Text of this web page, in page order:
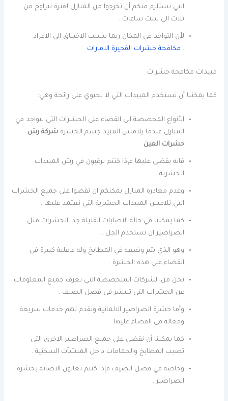
التي تستلزم منكم أن تخرجوا من المنازل لفترة تتراوح من
ثلاث الى ست ساعات .
لأن التواجد في المكان ربما يسبب الاختناق الى الافراد
. مكافحة حشرات الفجيرة الامارات
مبيدات مكافحة حشرات
كما يمكننا أن نستخدم المبيدات التي لا تحتوي على رائحة وهي:
الأنواع المخصصة الى القضاء على الحشرات التي تتواجد في
المنازل عندما يلامس المبيد جسم الحشرةشركة رش
حشرات العين
فانه يقضي عليها فإذا كنتم ترغبون في رش المبيدات
الحشرية .
وعدم مغادرة المنازل يمكنكم ان تقضوا على جميع الحشرات
التي تلامس المبيدات الحشرية التي نعتمد عليها .
كما يمكننا في حالة الاصابات القليلة جدا الحشرات مثل
الصراصير ان تستخدم الجل .
وهو الذي يتم وضعه في المطابخ وله فاعلية كبيرة في
القضاء على هذه الحشرة .
نحن من الشركات المتخصصة التي تعرف جميع المعلومات
عن الحشرات التي تنتشر في فصل الصيف .
وأما حشرة الصراصير الالمانية ونقدم لهم خدمات سريعة
وفعالة في القضاء عليها .
كما يمكننا أن نقضي على جميع الصراصير الاخرى التي
تصيب المطابخ والحمامات داخل المنشآت السكنية .
وخاصة في فصل الصيف فإذا كنتم تعانون الاصابة بحشرة
الصراصير .